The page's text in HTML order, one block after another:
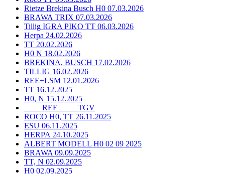
Rietze Brekina Busch H0 07.03.2026
BRAWA TRIX 07.03.2026
Tillig IGRA PIKO TT 06.03.2026
Herpa 24.02.2026
TT 20.02.2026
H0 N 18.02.2026
BREKINA, BUSCH 17.02.2026
TILLIG 16.02.2026
REE+LSM 12.01.2026
TT 16.12.2025
H0, N 15.12.2025
____ REE ____ TGV
ROCO H0, TT 26.11.2025
ESU 06.11.2025
HERPA 24.10.2025
ALBERT MODELL H0 02 09 2025
BRAWA 09.09.2025
TT, N 02.09.2025
H0 02.09.2025